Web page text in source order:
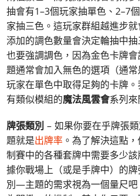
抽會有1–3個玩家抽單色、2–7
家抽三色。這玩家群組越進步
添加的調色數量會決定輪抽中
也要強調調色，因為金色卡牌
題通常會加入無色的選項（通
玩家在單色中取得足夠的卡牌
有類似模組的魔法風雲會系列來
牌張類別 – 如果你要在乎牌張
題就是出牌率 。為了解決這點
制賽中的各種套牌中需要多少
據你戰場上（或是手牌中）的
別—主題的需求視為一個量尺